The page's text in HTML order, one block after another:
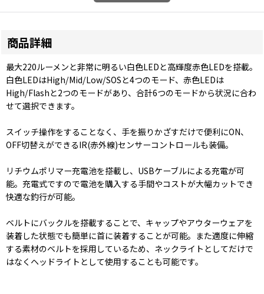
商品詳細
最大220ルーメンと非常に明るい白色LEDと高輝度赤色LEDを搭載。
白色LEDはHigh/Mid/Low/SOSと4つのモード、赤色LEDは
High/Flashと2つのモードがあり、合計6つのモードから状況に合わ
せて選択できます。
スイッチ操作をすることなく、手を振りかざすだけで便利にON、
OFF切替えができるIR(赤外線)センサーコントロールも装備。
リチウムポリマー充電池を搭載し、USBケーブルによる充電が可
能。充電式ですので電池を購入する手間やコストが大幅カットでき
快適な釣行が可能。
ベルトにバックルを搭載することで、キャップやアウターウェアを
装着した状態でも簡単に首に装着することが可能。また適度に伸縮
する素材のベルトを採用しているため、ネックライトとしてだけで
はなくヘッドライトとして使用することも可能です。